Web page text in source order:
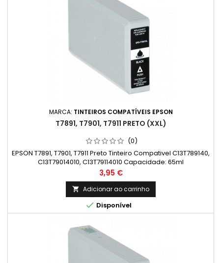
MARCA: TINTEIROS COMPATÍVEIS EPSON
T7891, T7901, T7911 PRETO (XXL)
(0)
EPSON T7891, T7901, T7911 Preto Tinteiro Compativel C13T789140,
C13T79014010, C13T79114010 Capacidade: 65ml
Preço
3,95 €
 Adicionar ao carrinho
 Disponível